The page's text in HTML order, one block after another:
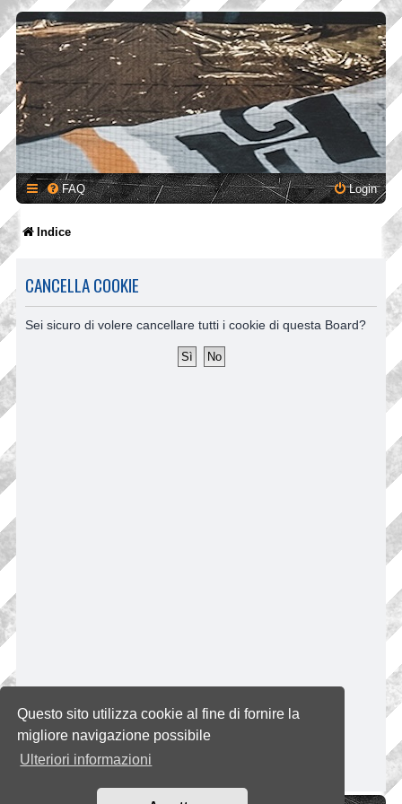
Questo sito utilizza cookie al fine di fornire la
migliore navigazione possibile
Ulteriori informazioni
FAQ Login
Indice
CANCELLA COOKIE
Sei sicuro di volere cancellare tutti i cookie di questa Board?